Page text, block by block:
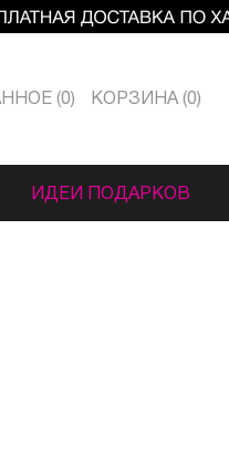
0 КОРЗИНА 0
ИДЕИ ПОДАРКОВ